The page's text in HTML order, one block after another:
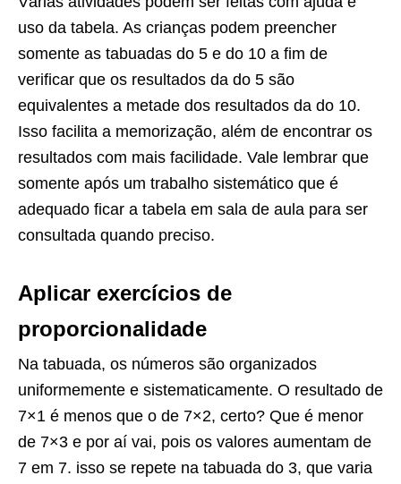
uso da tabela. As crianças podem preencher
somente as tabuadas do 5 e do 10 a fim de
verificar que os resultados da do 5 são
equivalentes a metade dos resultados da do 10.
Isso facilita a memorização, além de encontrar os
resultados com mais facilidade. Vale lembrar que
somente após um trabalho sistemático que é
adequado ficar a tabela em sala de aula para ser
consultada quando preciso.
Aplicar exercícios de
proporcionalidade
Na tabuada, os números são organizados
uniformemente e sistematicamente. O resultado de
7×1 é menos que o de 7×2, certo? Que é menor
de 7×3 e por aí vai, pois os valores aumentam de
7 em 7. isso se repete na tabuada do 3, que varia